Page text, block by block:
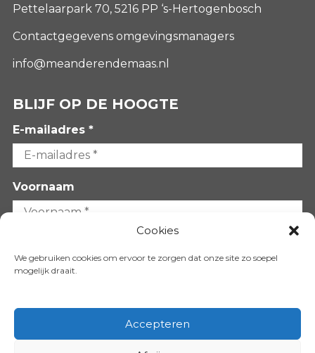
Cookies
We gebruiken cookies om ervoor te zorgen dat onze site zo soepel
mogelijk draait.
Accepteren
Pettelaarpark 70, 5216 PP ‘s-Hertogenbosch
Contactgegevens omgevingsmanagers
info@meanderendemaas.nl
BLIJF OP DE HOOGTE
E-mailadres *
Voornaam